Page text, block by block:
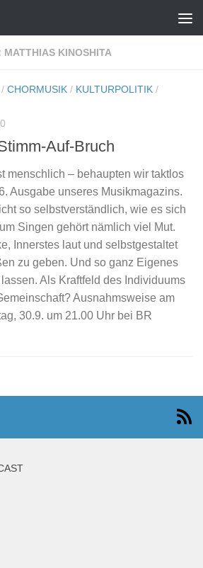
MATTHIAS KINOSHITA
/ CHORMUSIK / KULTURPOLITIK /
Auf-Bruch
menschlich – behaupten wir taktlos
Ausgabe unseres Musikmagazins.
so selbstverständlich, wie es sich
Singen gehört nämlich viel Mut.
Innerstes laut und selbstgestaltet
zu geben. Und so ganz Eigenes
Als Kraftfeld des Individuums
Ausnahmsweise am
30.9. um 21.00 Uhr bei BR